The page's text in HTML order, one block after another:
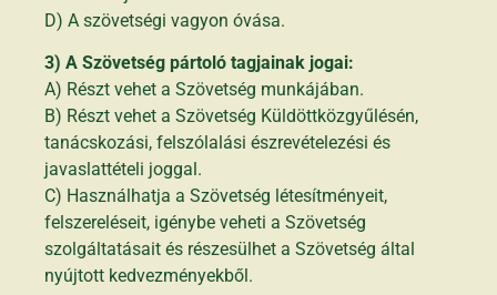
D) A szövetségi vagyon óvása.
3) A Szövetség pártoló tagjainak jogai:
A) Részt vehet a Szövetség munkájában.
B) Részt vehet a Szövetség Küldöttközgyűlésén,
tanácskozási, felszólalási észrevételezési és
javaslattételi joggal.
C) Használhatja a Szövetség létesítményeit,
felszereléseit, igénybe veheti a Szövetség
szolgáltatásait és részesülhet a Szövetség által
nyújtott kedvezményekből.